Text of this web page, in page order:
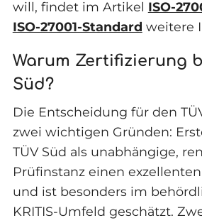
will, findet im Artikel ISO-
ISO-27001-Standard weitere
Warum Zertifizierung
Süd?
Die Entscheidung für den
zwei wichtigen Gründen:
TÜV Süd als unabhängige,
Prüfinstanz einen
und ist besonders im
KRITIS-Umfeld geschätzt.